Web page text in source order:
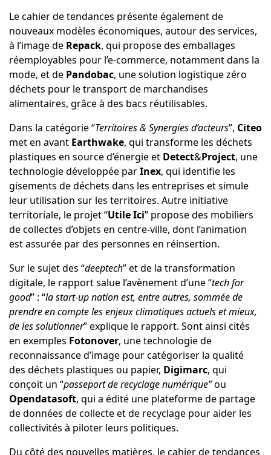
Le cahier de tendances présente également de
nouveaux modèles économiques, autour des services,
à l’image de Repack, qui propose des emballages
réemployables pour l’e-commerce, notamment dans la
mode, et de Pandobac, une solution logistique zéro
déchets pour le transport de marchandises
alimentaires, grâce à des bacs réutilisables.
Dans la catégorie “Territoires & Synergies d’acteurs”, Citeo
met en avant Earthwake, qui transforme les déchets
plastiques en source d’énergie et Detect&Project, une
technologie développée parInex, qui identifie les
gisements de déchets dans les entreprises et simule
leur utilisation sur les territoires. Autre initiative
territoriale, le projet “UtileIci” propose des mobiliers
de collectes d’objets en centre-ville, dont l’animation
est assurée par des personnes en réinsertion.
Sur le sujet des “deeptech” et de la transformation
digitale, le rapport salue l’avènement d’une “tech for
good” : “la start-up nation est, entre autres, sommée de
prendre en compte les enjeux climatiques actuels et mieux,
de les solutionner” explique le rapport. Sont ainsi cités
en exemples Fotonover, une technologie de
reconnaissance d’image pour catégoriser la qualité
des déchets plastiques ou papier, Digimarc, qui
conçoit un “passeport de recyclage numérique”ou
Opendatasoft, qui a édité une plateforme de partage
de données de collecte et de recyclage pour aider les
collectivités à piloter leurs politiques.
Du côté des nouvelles matières, le cahier de tendances